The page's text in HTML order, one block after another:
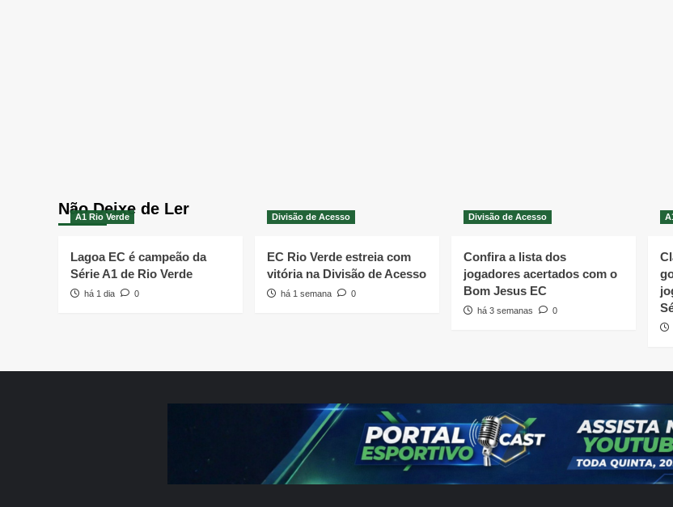
Não Deixe de Ler
A1 Rio Verde
Lagoa EC é campeão da
Série A1 de Rio Verde
há 1 dia 0
Divisão de Acesso
EC Rio Verde estreia com
vitória na Divisão de Acesso
há 1 semana 0
Divisão de Acesso
Confira a lista dos
jogadores acertados com o
Bom Jesus EC
há 3 semanas 0